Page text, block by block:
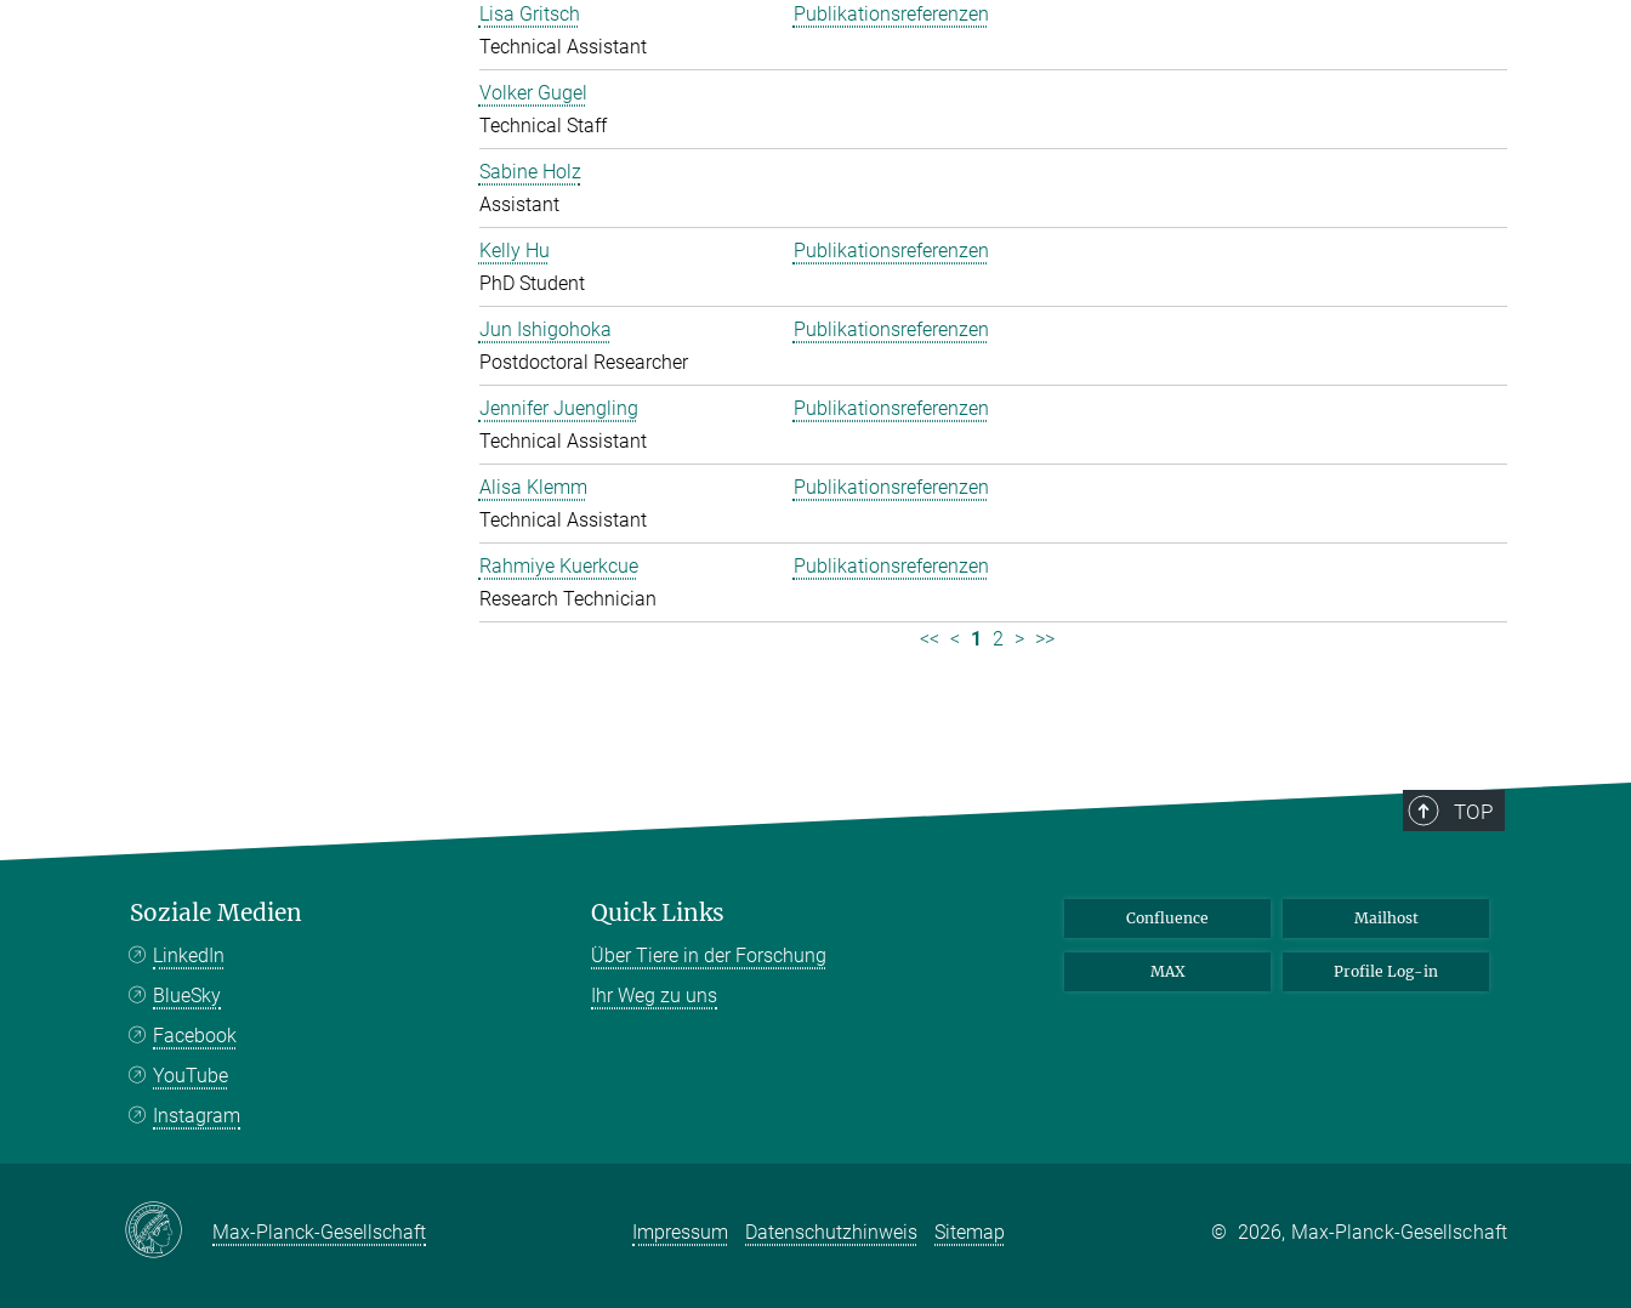
Lisa Gritsch
Technical Assistant
Publikationsreferenzen
Volker Gugel
Technical Staff
Sabine Holz
Assistant
Kelly Hu
PhD Student
Publikationsreferenzen
Jun Ishigohoka
Postdoctoral Researcher
Publikationsreferenzen
Jennifer Juengling
Technical Assistant
Publikationsreferenzen
Alisa Klemm
Technical Assistant
Publikationsreferenzen
Rahmiye Kuerkcue
Research Technician
Publikationsreferenzen
<< < 1 2 > >>
TOP
Soziale Medien
LinkedIn
BlueSky
Facebook
YouTube
Instagram
Quick Links
Über Tiere in der Forschung
Ihr Weg zu uns
Confluence Mailhost
MAX Profile Log-in
Max-Planck-Gesellschaft Impressum Datenschutzhinweis Sitemap © 2026, Max-Planck-Gesellschaft